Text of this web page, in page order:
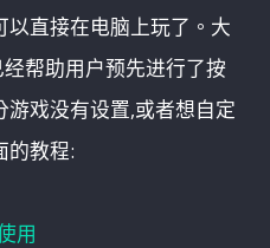
直接在电脑上玩了。大
帮助用户预先进行了按
戏没有设置,或者想自定
的教程:
用